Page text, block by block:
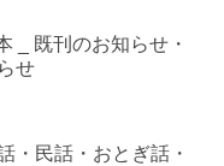
_ 既刊のお知らせ・
せ
・民話・おとぎ話・